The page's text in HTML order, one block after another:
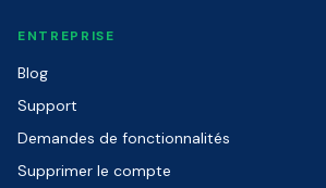
ENTREPRISE
Blog
Support
Demandes de fonctionnalités
Supprimer le compte